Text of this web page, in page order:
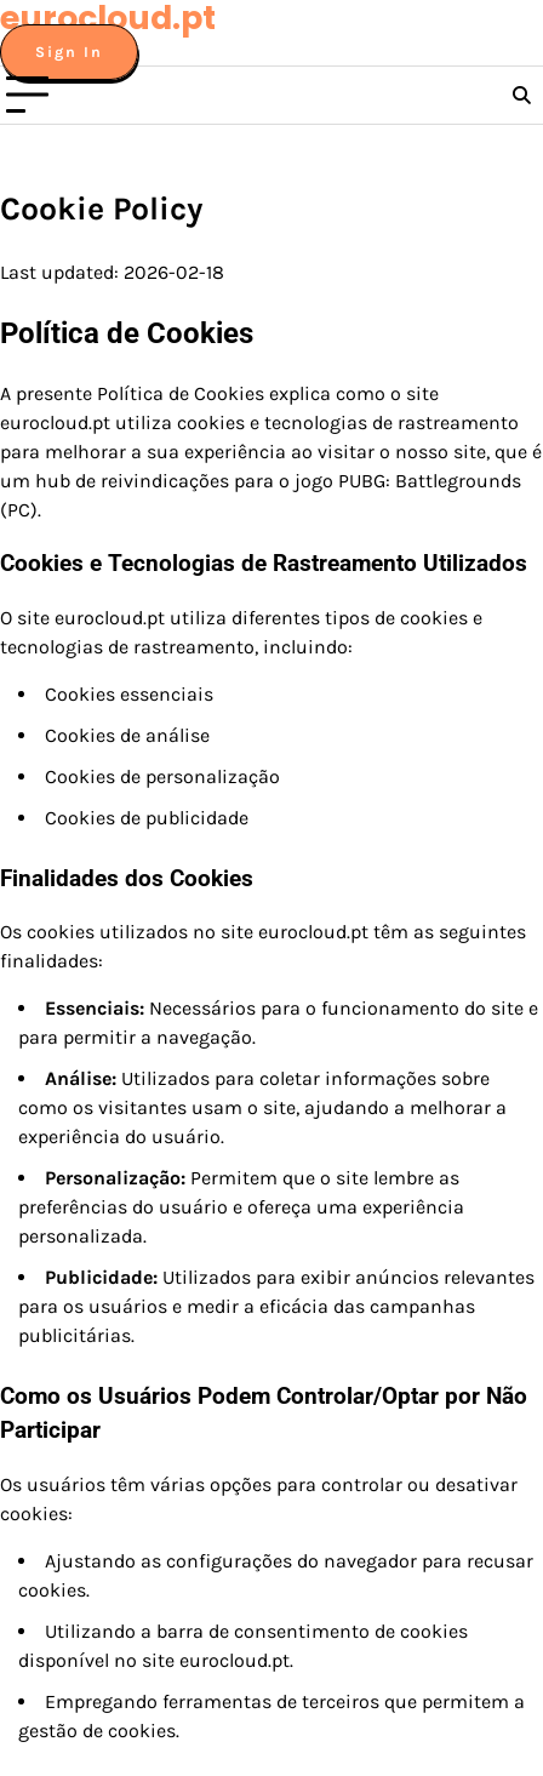
Skip
to
content
eurocloud.pt
Sign In
Cookie Policy
Last updated: 2026-02-18
Política de Cookies
A presente Política de Cookies explica como o site
eurocloud.pt utiliza cookies e tecnologias de rastreamento
para melhorar a sua experiência ao visitar o nosso site, que é
um hub de reivindicações para o jogo PUBG: Battlegrounds
(PC).
Cookies e Tecnologias de Rastreamento Utilizados
O site eurocloud.pt utiliza diferentes tipos de cookies e
tecnologias de rastreamento, incluindo:
Cookies essenciais
Cookies de análise
Cookies de personalização
Cookies de publicidade
Finalidades dos Cookies
Os cookies utilizados no site eurocloud.pt têm as seguintes
finalidades:
Essenciais: Necessários para o funcionamento do site e
para permitir a navegação.
Análise: Utilizados para coletar informações sobre
como os visitantes usam o site, ajudando a melhorar a
experiência do usuário.
Personalização: Permitem que o site lembre as
preferências do usuário e ofereça uma experiência
personalizada.
Publicidade: Utilizados para exibir anúncios relevantes
para os usuários e medir a eficácia das campanhas
publicitárias.
Como os Usuários Podem Controlar/Optar por Não
Participar
Os usuários têm várias opções para controlar ou desativar
cookies:
Ajustando as configurações do navegador para recusar
cookies.
Utilizando a barra de consentimento de cookies
disponível no site eurocloud.pt.
Empregando ferramentas de terceiros que permitem a
gestão de cookies.